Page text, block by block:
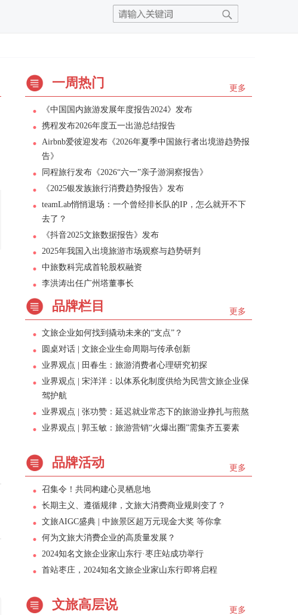
更多
一周热门
《中国国内旅游发展年度报告2024》发布
携程发布2026年度五一出游总结报告
Airbnb爱彼迎发布《2026年夏季中国旅行者出境游趋势报
告》
同程旅行发布《2026“六一”亲子游洞察报告》
《2025银发族旅行消费趋势报告》发布
teamLab悄悄退场：一个曾经排长队的IP，怎么就开不下
去了？
《抖音2025文旅数据报告》发布
2025年我国入出境旅游市场观察与趋势研判
中旅数科完成首轮股权融资
李洪涛出任广州塔董事长
更多
品牌栏目
文旅企业如何找到撬动未来的“支点”？
圆桌对话 | 文旅企业生命周期与传承创新
业界观点 | 田春生：旅游消费者心理研究初探
业界观点 | 宋洋洋：以体系化制度供给为民营文旅企业保
驾护航
业界观点 | 张功赞：延迟就业常态下的旅游业挣扎与煎熬
业界观点 | 郭玉敏：旅游营销“火爆出圈”需集齐五要素
更多
品牌活动
召集令！共同构建心灵栖息地
长期主义、遵循规律，文旅大消费商业规则变了？
文旅AIGC盛典 | 中旅景区超万元现金大奖 等你拿
何为文旅大消费企业的高质量发展？
2024知名文旅企业家山东行·枣庄站成功举行
首站枣庄，2024知名文旅企业家山东行即将启程
更多
文旅高层说